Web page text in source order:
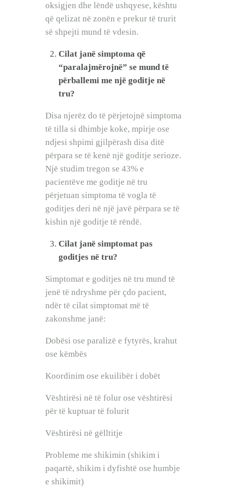
oksigjen dhe lëndë ushqyese, kështu
që qelizat në zonën e prekur të trurit
së shpejti mund të vdesin.
Cilat janë simptoma që
“paralajmërojnë” se mund të
përballemi me një goditje në
tru?
Disa njerëz do të përjetojnë simptoma
të tilla si dhimbje koke, mpirje ose
ndjesi shpimi gjilpërash disa ditë
përpara se të kenë një goditje serioze.
Një studim tregon se 43% e
pacientëve me goditje në tru
përjetuan simptoma të vogla të
goditjes deri në një javë përpara se të
kishin një goditje të rëndë.
Cilat janë simptomat pas
goditjes në tru?
Simptomat e goditjes në tru mund të
jenë të ndryshme për çdo pacient,
ndër të cilat simptomat më të
zakonshme janë:
Dobësi ose paralizë e fytyrës, krahut
ose këmbës
Koordinim ose ekuilibër i dobët
Vështirësi në të folur ose vështirësi
për të kuptuar të folurit
Vështirësi në gëlltitje
Probleme me shikimin (shikim i
paqartë, shikim i dyfishtë ose humbje
e shikimit)